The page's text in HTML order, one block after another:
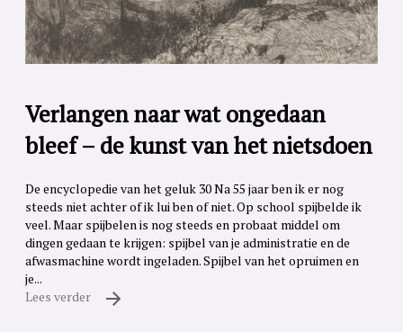
Verlangen naar wat ongedaan
bleef – de kunst van het nietsdoen
De encyclopedie van het geluk 30 Na 55 jaar ben ik er nog
steeds niet achter of ik lui ben of niet. Op school spijbelde ik
veel. Maar spijbelen is nog steeds en probaat middel om
dingen gedaan te krijgen: spijbel van je administratie en de
afwasmachine wordt ingeladen. Spijbel van het opruimen en
je...
Lees verder